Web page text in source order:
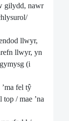
gilydd, nawr
llwyr,
llwyr, yn
(i
’ma fel tŷ
/ mae ’na